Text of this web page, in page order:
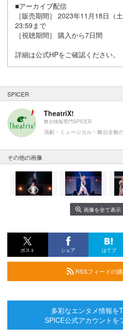
■アーカイブ配信
［販売期間］ 2023年11月18日（
23:59まで
［視聴期間］ 購入から7日間
詳細は公式HPをご確認ください。
SPICER
TheatriX!
舞台情報専門SPICER
演劇・ミュージカル・舞台全般
その他の画像
画像を全て表示
ポスト シェア はてブ
RSSフィードの
多彩なエンタメ情報を
SPICE公式アカウントを